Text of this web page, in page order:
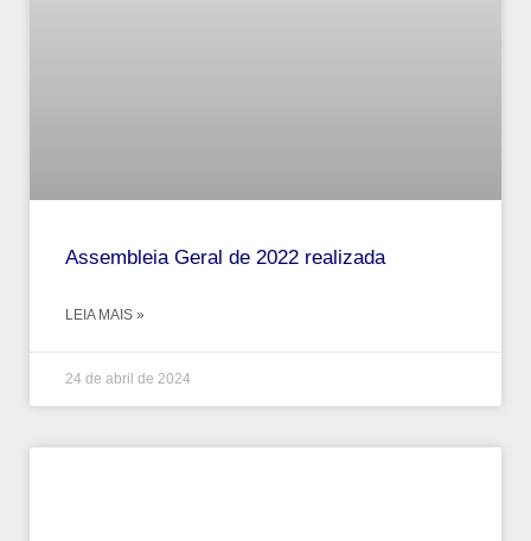
Assembleia Geral de 2022 realizada
LEIA MAIS »
24 de abril de 2024